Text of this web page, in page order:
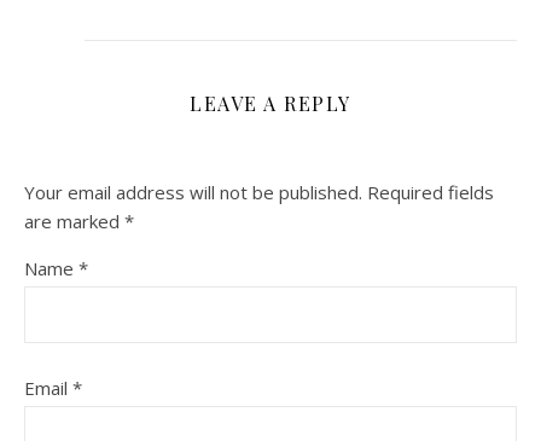
LEAVE A REPLY
Your email address will not be published. Required fields
are marked *
Name *
Email *